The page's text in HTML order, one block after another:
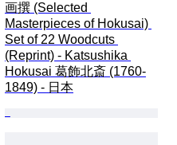
画撰 (Selected
Masterpieces of Hokusai)
Set of 22 Woodcuts
(Reprint) - Katsushika
Hokusai 葛飾北斎 (1760-
1849) - 日本